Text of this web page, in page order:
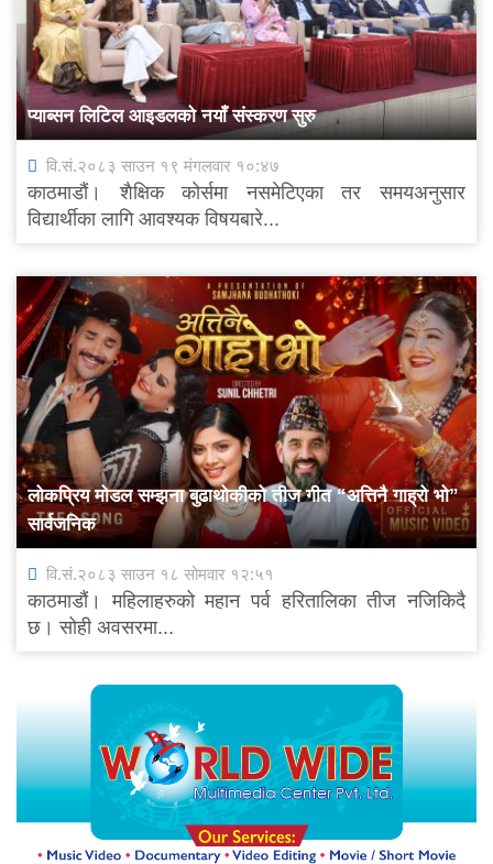
प्याब्सन लिटिल आइडलको नयाँ संस्करण सुरु
वि.सं.२०८३ साउन १९ मंगलवार १०:४७
काठमाडौं। शैक्षिक कोर्समा नसमेटिएका तर समयअनुसार
विद्यार्थीका लागि आवश्यक विषयबारे...
लोकप्रिय मोडल सम्झना बुढाथोकीको तीज गीत “अत्तिनै गाह्रो भो”
सार्वजनिक
वि.सं.२०८३ साउन १८ सोमवार १२:५१
काठमाडौं। महिलाहरुको महान पर्व हरितालिका तीज नजिकिदै
छ। सोही अवसरमा...